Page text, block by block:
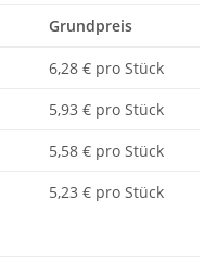
Grundpreis
6,28 € pro Stück
5,93 € pro Stück
5,58 € pro Stück
5,23 € pro Stück